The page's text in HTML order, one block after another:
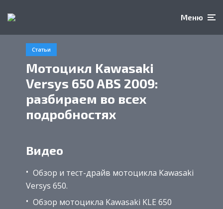
Меню
Статьи
Мотоцикл Kawasaki
Versys 650 ABS 2009:
разбираем во всех
подробностях
Видео
Обзор и тест-драйв мотоцикла Kawasaki
Versys 650.
Обзор мотоцикла Kawasaki KLE 650